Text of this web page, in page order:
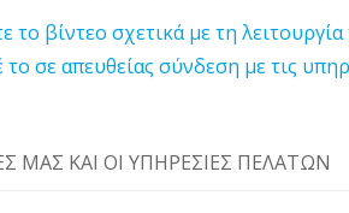
το βίντεο σχετικά με τη
σε απευθείας σύνδεση με τις
ΜΑΣ ΚΑΙ ΟΙ ΥΠΗΡΕΣΊΕΣ ΠΕΛΑΤΏΝ